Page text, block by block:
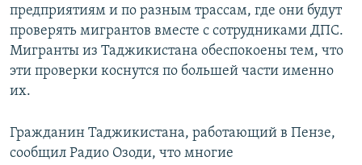
предприятиям и по разным трассам, где они будут
проверять мигрантов вместе с сотрудниками ДПС.
Мигранты из Таджикистана обеспокоены тем, что
эти проверки коснутся по большей части именно
их.
Гражданин Таджикистана, работающий в Пензе,
сообщил Радио Озоди, что многие